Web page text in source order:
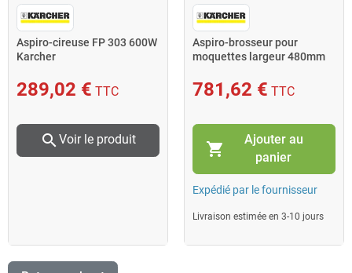
Aspiro-cireuse FP 303 600W
Karcher
289,02 € TTC
search Voir le produit
Aspiro-brosseur pour
moquettes largeur 480mm
Karcher
781,62 € TTC
shopping_cart
Ajouter au
panier
Expédié par le fournisseur
Livraison estimée en 3-10 jours